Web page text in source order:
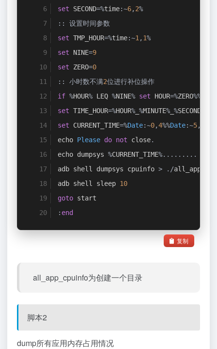
set SECOND=%time:~6,2%
::
设置时间参数
set TMP_HOUR=%time:~1 ,1%
set NINE=9
set ZERO=0
::
小时数不满2位进行补位操作
if %HOUR% LEQ %NINE% set HOUR=%ZERO%%
set TIME_HOUR=%HOUR% %MINUTE% %SECOND
set CURRENT_TIME=%Date:~0,4%%Date:~5,
echo Please do not close.
echo dumpsys %CURRENT_TIME%.........
adb shell dumpsys cpuinfo > ./
adb shell sleep 10
goto start
: end
复制
all_app_cpuinfo为创建一个目录
脚本2
dump所有应用内存占用情况